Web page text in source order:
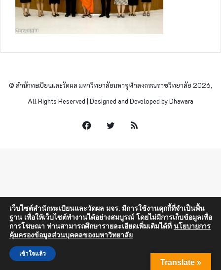
© สำนักทะเบียนและวัดผล มหาวิทยาลัยมหาจุฬาลงกรณราชวิทยาลัย 2026,
All Rights Reserved | Designed and Developed by Dhawara
FacebookTwitter
Translate »
เว็บไซต์สำนักทะเบียนและวัดผล มจร. มีการใช้งานคุกกี้ที่จำเป็นพื้น
ฐาน เพื่อให้เว็บไซต์ทำงานได้อย่างสมบูรณ์ โดยไม่มีการเก็บข้อมูลเพื่อ
การโฆษณา ท่านสามารถศึกษารายละเอียดเพิ่มเติมได้ที่ นโยบายการ
คุ้มครองข้อมูลส่วนบุคคลของมหาวิทยาลัย
เข้าใจแล้ว